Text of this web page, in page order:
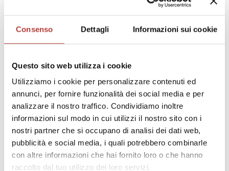
Consenso Dettagli Informazioni sui cookie
Questo sito web utilizza i cookie
Utilizziamo i cookie per personalizzare contenuti ed
annunci, per fornire funzionalità dei social media e per
analizzare il nostro traffico. Condividiamo inoltre
informazioni sul modo in cui utilizzi il nostro sito con i
nostri partner che si occupano di analisi dei dati web,
pubblicità e social media, i quali potrebbero combinarle
con altre informazioni che hai fornito loro o che hanno
raccolto dal tuo utilizzo dei loro servizi.
l’Università di Roma ‘La Sapienza’ ed è
stata Assegnista presso l’Università di
relazione tra le arti, controcultura e
scrittura al gesto. Il Gruppo 63 e il teatro;
Tommaso Ottonieri. L’arte plastica della
parola; Scritture selvagge. Letteratura
antagonista nell’Italia degli anni Settanta.
Giovanna Lo Monaco is a Researcher of
Contemporary Italian Literature at the
University of Florence. She received her
Ph.D. from the University of Rome ‘La